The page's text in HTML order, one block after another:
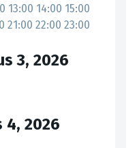
13:00 14:00 15:00
21:00 22:00 23:00
3, 2026
2026